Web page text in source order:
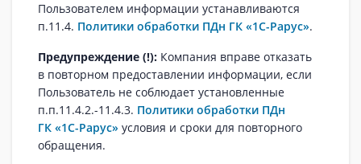
Пользователем информации устанавливаются
п.11.4. Политики обработки ПДн ГК «1С-Рарус».
Предупреждение (!): Компания вправе отказать
в повторном предоставлении информации, если
Пользователь не соблюдает установленные
п.п.11.4.2.-11.4.3. Политики обработки ПДн
ГК «1С-Рарус» условия и сроки для повторного
обращения.